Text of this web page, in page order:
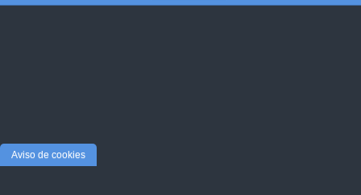
Aviso de cookies